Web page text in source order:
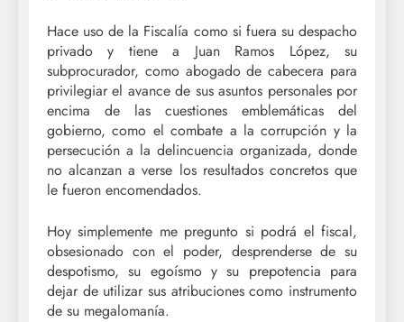
Hace uso de la Fiscalía como si fuera su despacho
privado y tiene a Juan Ramos López, su
subprocurador, como abogado de cabecera para
privilegiar el avance de sus asuntos personales por
encima de las cuestiones emblemáticas del
gobierno, como el combate a la corrupción y la
persecución a la delincuencia organizada, donde
no alcanzan a verse los resultados concretos que
le fueron encomendados.
Hoy simplemente me pregunto si podrá el fiscal,
obsesionado con el poder, desprenderse de su
despotismo, su egoísmo y su prepotencia para
dejar de utilizar sus atribuciones como instrumento
de su megalomanía.